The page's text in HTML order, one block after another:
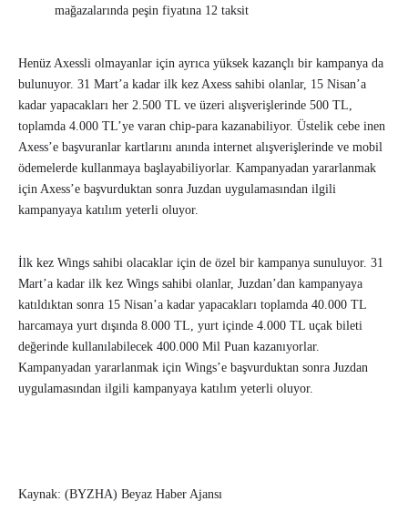
mağazalarında peşin fiyatına 12 taksit
Henüz Axessli olmayanlar için ayrıca yüksek kazançlı bir kampanya da
bulunuyor. 31 Mart’a kadar ilk kez Axess sahibi olanlar, 15 Nisan’a
kadar yapacakları her 2.500 TL ve üzeri alışverişlerinde 500 TL,
toplamda 4.000 TL’ye varan chip-para kazanabiliyor. Üstelik cebe inen
Axess’e başvuranlar kartlarını anında internet alışverişlerinde ve mobil
ödemelerde kullanmaya başlayabiliyorlar. Kampanyadan yararlanmak
için Axess’e başvurduktan sonra Juzdan uygulamasından ilgili
kampanyaya katılım yeterli oluyor.
İlk kez Wings sahibi olacaklar için de özel bir kampanya sunuluyor. 31
Mart’a kadar ilk kez Wings sahibi olanlar, Juzdan’dan kampanyaya
katıldıktan sonra 15 Nisan’a kadar yapacakları toplamda 40.000 TL
harcamaya yurt dışında 8.000 TL, yurt içinde 4.000 TL uçak bileti
değerinde kullanılabilecek 400.000 Mil Puan kazanıyorlar.
Kampanyadan yararlanmak için Wings’e başvurduktan sonra Juzdan
uygulamasından ilgili kampanyaya katılım yeterli oluyor.
Kaynak: (BYZHA) Beyaz Haber Ajansı